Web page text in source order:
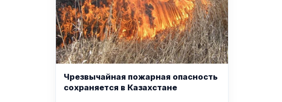
Чрезвычайная пожарная опасность
сохраняется в Казахстане